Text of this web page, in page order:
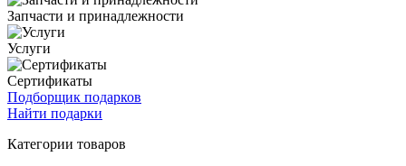
Запчасти и принадлежности
Услуги
Сертификаты
Подборщик подарков
Найти подарки
Категории товаров